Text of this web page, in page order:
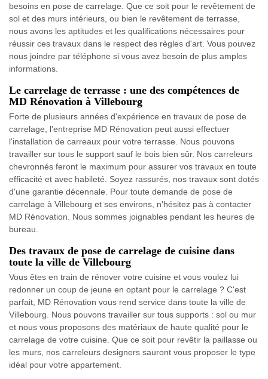
besoins en pose de carrelage. Que ce soit pour le revêtement de
sol et des murs intérieurs, ou bien le revêtement de terrasse,
nous avons les aptitudes et les qualifications nécessaires pour
réussir ces travaux dans le respect des règles d'art. Vous pouvez
nous joindre par téléphone si vous avez besoin de plus amples
informations.
Le carrelage de terrasse : une des compétences de
MD Rénovation à Villebourg
Forte de plusieurs années d'expérience en travaux de pose de
carrelage, l'entreprise MD Rénovation peut aussi effectuer
l'installation de carreaux pour votre terrasse. Nous pouvons
travailler sur tous le support sauf le bois bien sûr. Nos carreleurs
chevronnés feront le maximum pour assurer vos travaux en toute
efficacité et avec habileté. Soyez rassurés, nos travaux sont dotés
d'une garantie décennale. Pour toute demande de pose de
carrelage à Villebourg et ses environs, n'hésitez pas à contacter
MD Rénovation. Nous sommes joignables pendant les heures de
bureau.
Des travaux de pose de carrelage de cuisine dans
toute la ville de Villebourg
Vous êtes en train de rénover votre cuisine et vous voulez lui
redonner un coup de jeune en optant pour le carrelage ? C'est
parfait, MD Rénovation vous rend service dans toute la ville de
Villebourg. Nous pouvons travailler sur tous supports : sol ou mur
et nous vous proposons des matériaux de haute qualité pour le
carrelage de votre cuisine. Que ce soit pour revêtir la paillasse ou
les murs, nos carreleurs designers sauront vous proposer le type
idéal pour votre appartement.